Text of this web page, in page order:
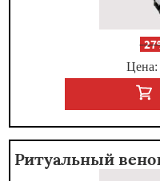
-
Цена:
Ритуальный